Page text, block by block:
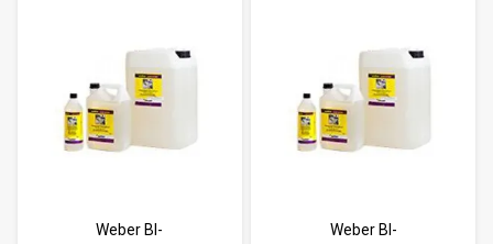
Weber BI-
Weber BI-